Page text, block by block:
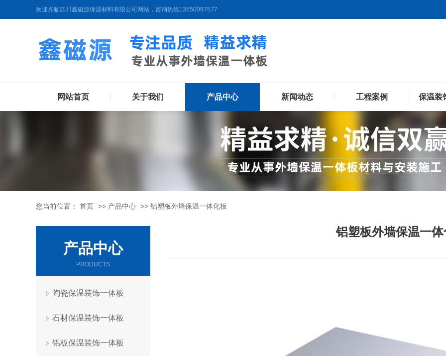
欢迎光临四川鑫磁源保温材料有限公司网站，咨询热线13550097577
网站首页 关于我们 产品中心 新闻动态 工程案例 保温装
您当前位置： 首页 >> 产品中心 >> 铝塑板外墙保温一体化板
产品中心
PRODUCTS
陶瓷保温装饰一体板
石材保温装饰一体板
铝板保温装饰一体板
铝塑板外墙保温一